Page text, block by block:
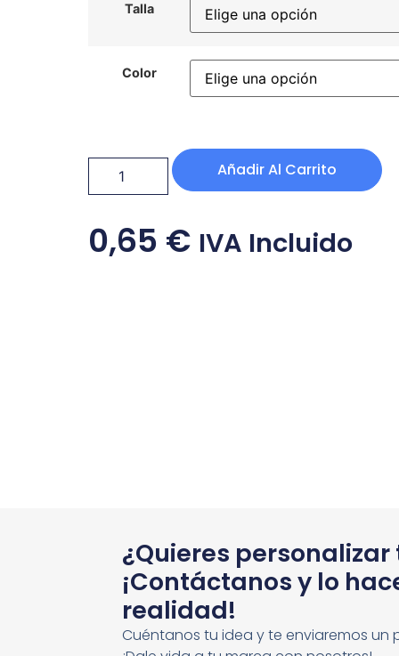
Talla
Color
Añadir Al Carrito
0,65 € IVA Incluido
¿Quieres
¡Contáctanos y lo
realidad!
Cuéntanos tu idea y te enviaremos un